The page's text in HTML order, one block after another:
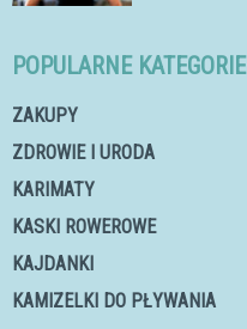
POPULARNE KATEGORIE
ZAKUPY
ZDROWIE I URODA
KARIMATY
KASKI ROWEROWE
KAJDANKI
KAMIZELKI DO PŁYWANIA